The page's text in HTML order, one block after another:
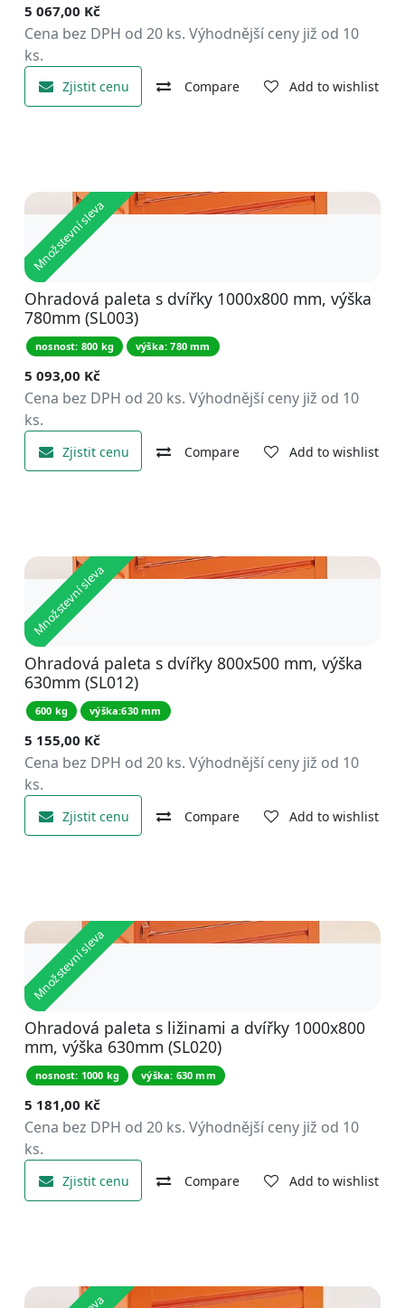
5 067,00 Kč
Cena bez DPH od 20 ks. Výhodnější ceny již od 10
ks.
Zjistit cenu Compare Add to wishlist
Množstevní sleva
Ohradová paleta s dvířky 1000x800 mm, výška
780mm (SL003)
nosnost: 800 kg výška: 780 mm
5 093,00 Kč
Cena bez DPH od 20 ks. Výhodnější ceny již od 10
ks.
Zjistit cenu Compare Add to wishlist
Množstevní sleva
Ohradová paleta s dvířky 800x500 mm, výška
630mm (SL012)
600 kg výška:630 mm
5 155,00 Kč
Cena bez DPH od 20 ks. Výhodnější ceny již od 10
ks.
Zjistit cenu Compare Add to wishlist
Množstevní sleva
Ohradová paleta s ližinami a dvířky 1000x800
mm, výška 630mm (SL020)
nosnost: 1000 kg výška: 630 mm
5 181,00 Kč
Cena bez DPH od 20 ks. Výhodnější ceny již od 10
ks.
Zjistit cenu Compare Add to wishlist